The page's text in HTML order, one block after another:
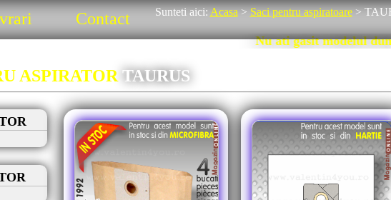
Contact Sunteti aici: Acasa > Saci pentru aspiratoare>
Nu ati gasit modelul
ASPIRATOR TAURUS